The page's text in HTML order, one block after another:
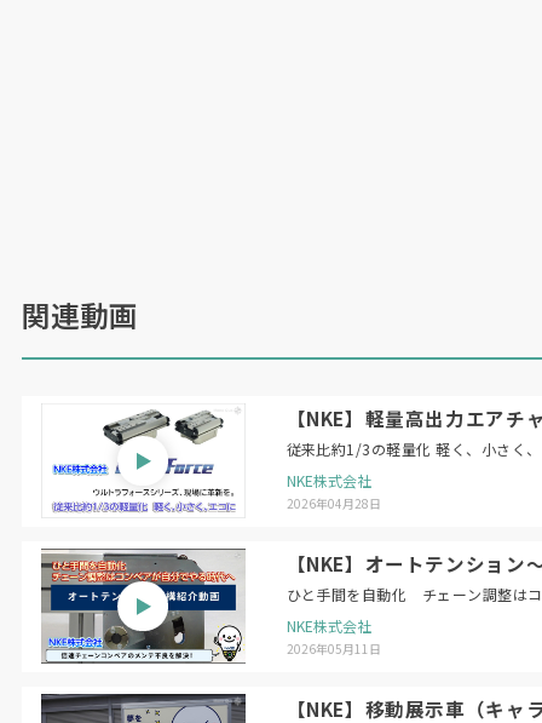
関連動画
【NKE】軽量高出力エア
従来比約1/3の軽量化 軽く、小さく
NKE株式会社
2026年04月28日
【NKE】オートテンショ
ひと手間を自動化 チェーン調整は
NKE株式会社
2026年05月11日
【NKE】移動展示車（キ